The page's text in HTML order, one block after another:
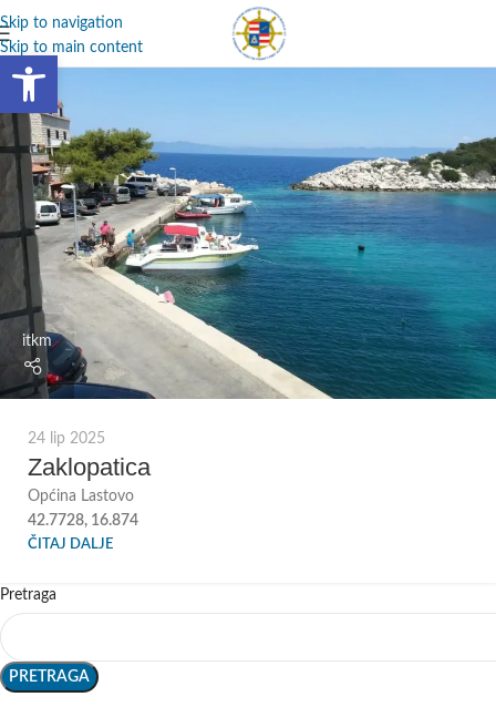
Open toolbar
Skip to navigation
Skip to main content
itkm
24 lip 2025
Zaklopatica
Općina Lastovo
42.7728, 16.874
ČITAJ DALJE
Pretraga
PRETRAGA